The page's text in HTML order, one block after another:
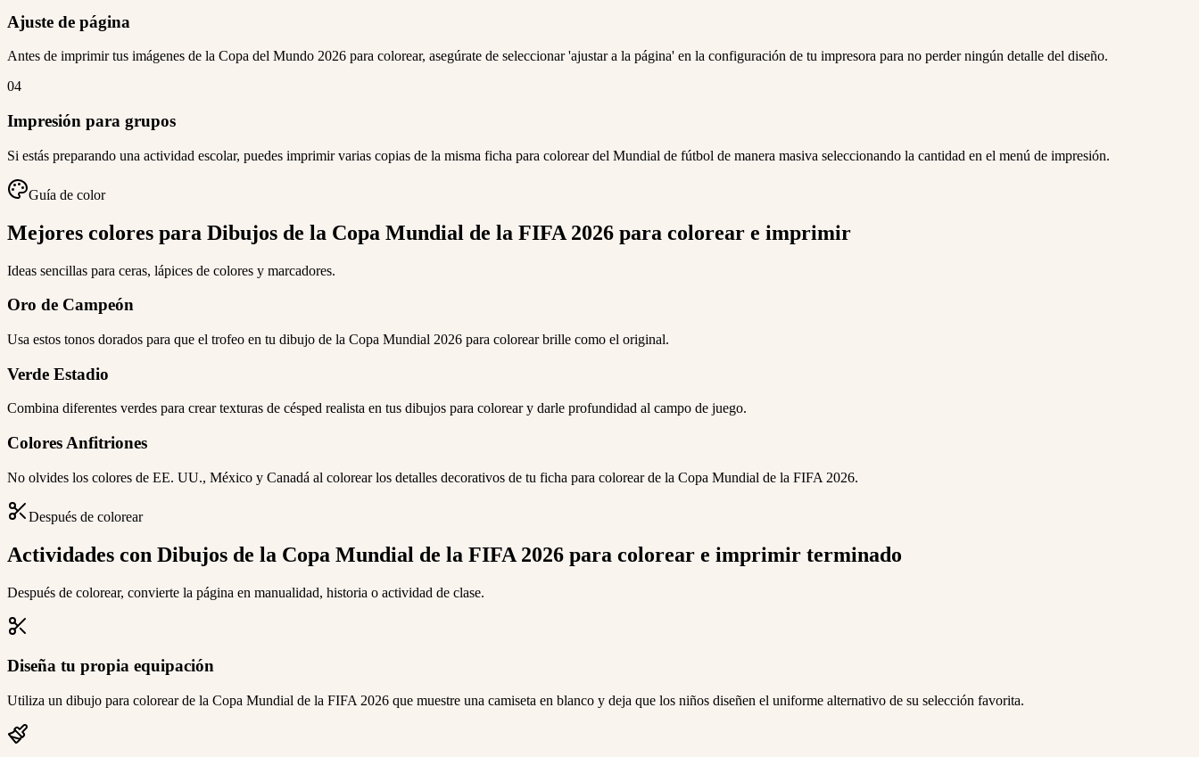
Ajuste de página
Antes de imprimir tus imágenes de la Copa del Mundo 2026 para colorear, asegúrate de seleccionar 'ajustar a la página' en la configuración de tu impresora para no perder ningún detalle del diseño.
04
Impresión para grupos
Si estás preparando una actividad escolar, puedes imprimir varias copias de la misma ficha para colorear del Mundial de fútbol de manera masiva seleccionando la cantidad en el menú de impresión.
Guía de color
Mejores colores para Dibujos de la Copa Mundial de la FIFA 2026 para colorear e imprimir
Ideas sencillas para ceras, lápices de colores y marcadores.
Oro de Campeón
Usa estos tonos dorados para que el trofeo en tu dibujo de la Copa Mundial 2026 para colorear brille como el original.
Verde Estadio
Combina diferentes verdes para crear texturas de césped realista en tus dibujos para colorear y darle profundidad al campo de juego.
Colores Anfitriones
No olvides los colores de EE. UU., México y Canadá al colorear los detalles decorativos de tu ficha para colorear de la Copa Mundial de la FIFA 2026.
Después de colorear
Actividades con Dibujos de la Copa Mundial de la FIFA 2026 para colorear e imprimir terminado
Después de colorear, convierte la página en manualidad, historia o actividad de clase.
Diseña tu propia equipación
Utiliza un dibujo para colorear de la Copa Mundial de la FIFA 2026 que muestre una camiseta en blanco y deja que los niños diseñen el uniforme alternativo de su selección favorita.